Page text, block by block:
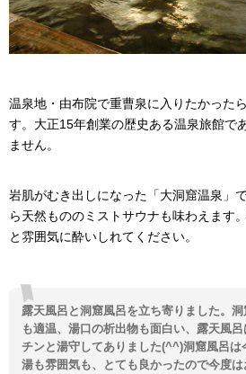
温泉地・由布院で重曹泉に入りたかった
す。大正15年創業の歴史ある温泉旅館で
ません。
岩肌がむき出しになった「大洞窟温泉」
ら天然もののミストサウナも味わえます
と雰囲気に酔いしれてください。
露天風呂と洞窟風呂を立ち寄りました。
も適温、湯口の析出物も面白い、露天風
チンと湯守してありました(^^)洞窟風呂は
湯も雰囲気も、とても良かったので今度